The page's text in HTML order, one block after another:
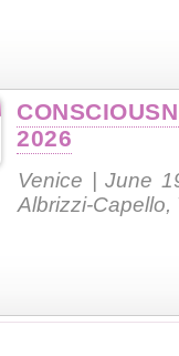
2026
Venice | June
Albrizzi-Capello,